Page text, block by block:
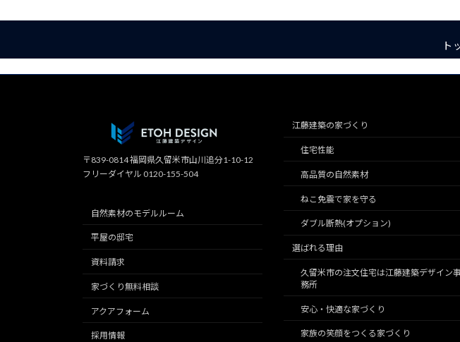
ト
〒839-0814 福岡県久留米市山川追分1-10-12
フリーダイヤル 0120-155-504
自然素材のモデルルーム
平屋の邸宅
資料請求
家づくり無料相談
アクアフォーム
採用情報
江藤建築の家づくり
住宅性能
高品質の自然素材
ねこ免震で家を守る
ダブル断熱(オプション)
選ばれる理由
久留米市の注文住宅は江藤建築デザイン事
務所
安心・快適な家づくり
家族の笑顔をつくる家づくり